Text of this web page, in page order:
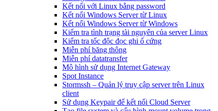
Kết nối với Linux bằng password
Kết nối Windows Server từ Linux
Kết nối Windows Server từ Windows
Kiểm tra tình trạng tài nguyên của server Linux
Kiểm tra tốc độc đọc ghi ổ cứng
Miễn phí băng thông
Miễn phí datatransfer
Mô hình sử dụng Internet Gateway
Spot Instance
Stormssh – Quản lý truy cập server trên Linux
client
Sử dụng Keypair để kết nối Cloud Server